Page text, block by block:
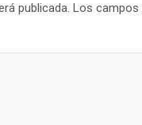
publicada. Los campos